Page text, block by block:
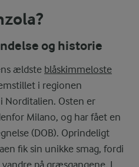
og historie
ældste blåskimmeloste
i regionen
Norditalien. Osten er
Milano, og har fået en
(DOB). Oprindeligt
fik sin unikke smag, fordi
på græsgangene. I